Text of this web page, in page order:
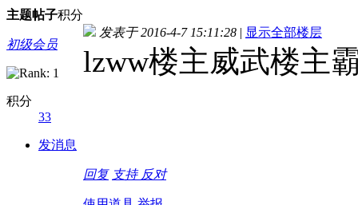
主题帖子积分
初级会员
积分
33
发消息
发表于 2016-4-7 15:11:28 | 显示全部楼层
lzww楼主威武楼主
回复 支持 反对